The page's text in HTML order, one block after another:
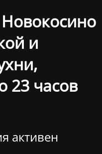
и
23 часов
активен